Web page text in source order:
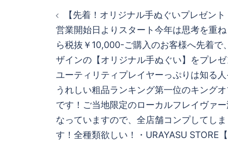
【先着！オリジナル手ぬぐいプレゼン
営業開始日よりスタート今年は思考を重
ら税抜￥10,000-ご購入のお客様へ先着で
ザインの【オリジナル手ぬぐい】をプレ
ユーティリティプレイヤーっぷりは知る
うれしい粗品ランキング第一位のキング
です！ご当地限定のローカルフレイヴァ
なっていますので、全店舗コンプしてし
す！全種類欲しい！・URAYASU STORE